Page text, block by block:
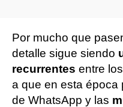
Por mucho que
detalle sigue siendo
recurrentes entre
a que en esta época
de WhatsApp y las